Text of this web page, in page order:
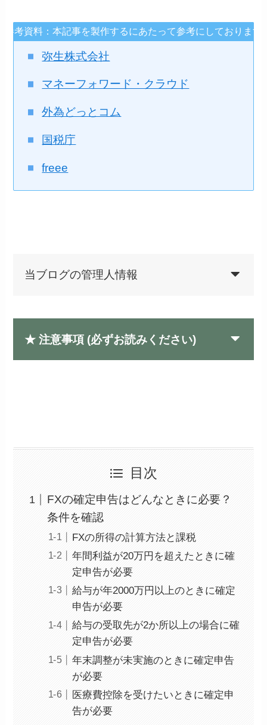
参考資料：本記事を製作するにあたって参考にしております
弥生株式会社
マネーフォワード・クラウド
外為どっとコム
国税庁
freee
当ブログの管理人情報
★ 注意事項 (必ずお読みください)
目次
FXの確定申告はどんなときに必要？
条件を確認
FXの所得の計算方法と課税
年間利益が20万円を超えたときに確
定申告が必要
給与が年2000万円以上のときに確定
申告が必要
給与の受取先が2か所以上の場合に確
定申告が必要
年末調整が未実施のときに確定申告
が必要
医療費控除を受けたいときに確定申
告が必要